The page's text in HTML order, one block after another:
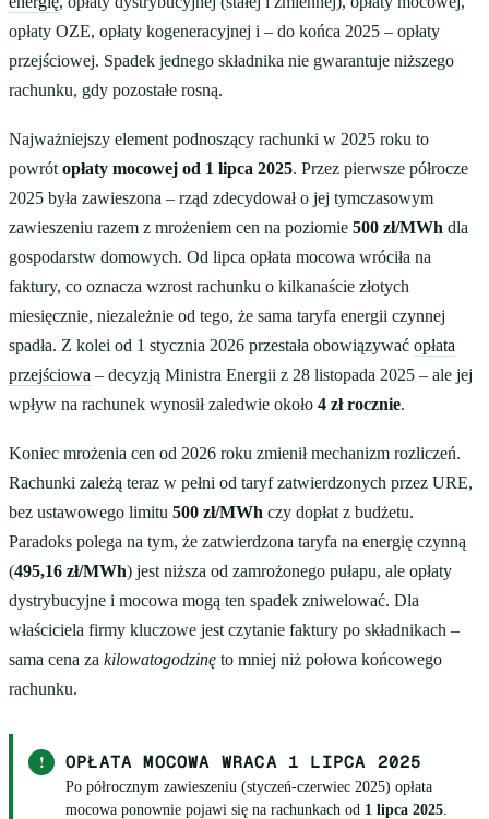
opłaty OZE, opłaty kogeneracyjnej i – do końca 2025 – opłaty
przejściowej. Spadek jednego składnika nie gwarantuje niższego
rachunku, gdy pozostałe rosną.
Najważniejszy element podnoszący rachunki w 2025 roku to
powrót opłaty mocowej od 1 lipca 2025. Przez pierwsze półrocze
2025 była zawieszona – rząd zdecydował o jej tymczasowym
zawieszeniu razem z mrożeniem cen na poziomie 500 zł/MWh dla
gospodarstw domowych. Od lipca opłata mocowa wróciła na
faktury, co oznacza wzrost rachunku o kilkanaście złotych
miesięcznie, niezależnie od tego, że sama taryfa energii czynnej
spadła. Z kolei od 1 stycznia 2026 przestała obowiązywać opłata
przejściowa – decyzją Ministra Energii z 28 listopada 2025 – ale jej
wpływ na rachunek wynosił zaledwie około 4 zł rocznie.
Koniec mrożenia cen od 2026 roku zmienił mechanizm rozliczeń.
Rachunki zależą teraz w pełni od taryf zatwierdzonych przez URE,
bez ustawowego limitu 500 zł/MWh czy dopłat z budżetu.
Paradoks polega na tym, że zatwierdzona taryfa na energię czynną
(495,16 zł/MWh) jest niższa od zamrożonego pułapu, ale opłaty
dystrybucyjne i mocowa mogą ten spadek zniwelować. Dla
właściciela firmy kluczowe jest czytanie faktury po składnikach –
sama cena za kilowatogodzinę to mniej niż połowa końcowego
rachunku.
! OPŁATA MOCOWA WRACA 1 LIPCA 2025
Po półrocznym zawieszeniu (styczeń-czerwiec 2025) opłata
mocowa ponownie pojawi się na rachunkach od 1 lipca 2025.